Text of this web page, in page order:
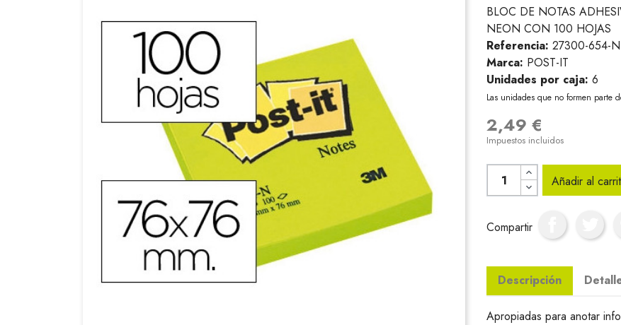
BLOC DE NOTAS
NEON CON 100 HOJAS
Referencia: 27300-654-
Marca: POST-IT
Unidades por caja: 6
Las unidades que no formen parte
2,49 €
Impuestos incluidos
Añadir al
Compartir
Descripción
Apropiadas para anotar